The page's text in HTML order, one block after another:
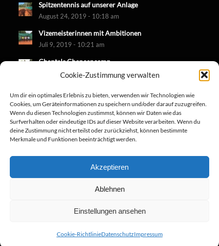
Cookie-Zustimmung verwalten
Um dir ein optimales Erlebnis zu bieten, verwenden wir Technologien wie
Cookies, um Geräteinformationen zu speichern und/oder darauf zuzugreifen.
Wenn du diesen Technologien zustimmst, können wir Daten wie das
Surfverhalten oder eindeutige IDs auf dieser Website verarbeiten. Wenn du
deine Zustimmung nicht erteilst oder zurückziehst, können bestimmte
Merkmale und Funktionen beeinträchtigt werden.
Akzeptieren
Ablehnen
Einstellungen ansehen
Cookie-RichtlinieDatenschutzImpressum
Spitzentennis auf unserer Anlage
August 24, 2019 - 10:18 am
Vizemeisterinnen mit Ambitionen
Juli 9, 2019 - 10:21 am
Chantals Chancencamp
Juni 30, 2019 - 10:18 am
Impressum Kontakt Cookie-Richtlinie (EU)